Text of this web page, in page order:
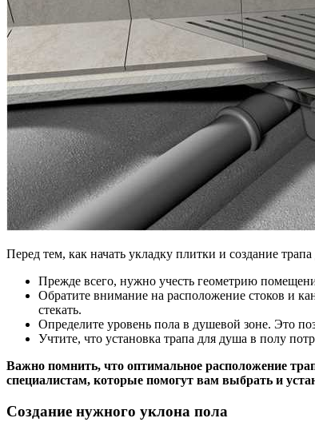
Перед тем, как начать укладку плитки и создание
Прежде всего, нужно учесть геометрию
Обратите внимание на расположение стоков и
стекать.
Определите уровень пола в душевой зоне. Это
Учтите, что установка трапа для душа в полу
Важно помнить, что оптимальное расположение
специалистам, которые помогут вам выбрать и
Создание нужного уклона пола